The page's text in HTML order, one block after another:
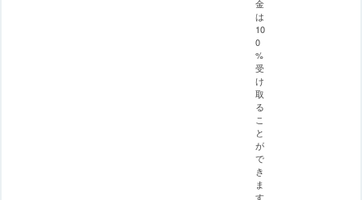
金
は
10
0
%
受
け
取
る
こ
と
が
で
き
ま
す